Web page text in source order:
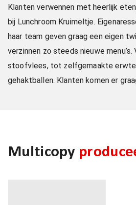
Klanten verwennen met heerlijk
bij Lunchroom Kruimeltje.
haar team geven graag een eigen
verzinnen zo steeds nieuwe
stoofvlees, tot zelfgemaakte
gehaktballen. Klanten komen er
Multicopy